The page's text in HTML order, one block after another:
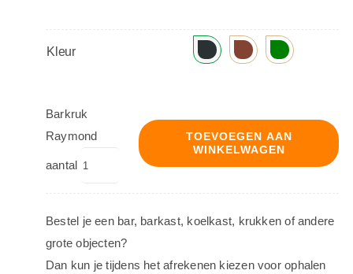
Kleur
Barkruk
Raymond
aantal
TOEVOEGEN AAN
WINKELWAGEN
Bestel je een bar, barkast, koelkast, krukken of andere
grote objecten?
Dan kun je tijdens het afrekenen kiezen voor ophalen